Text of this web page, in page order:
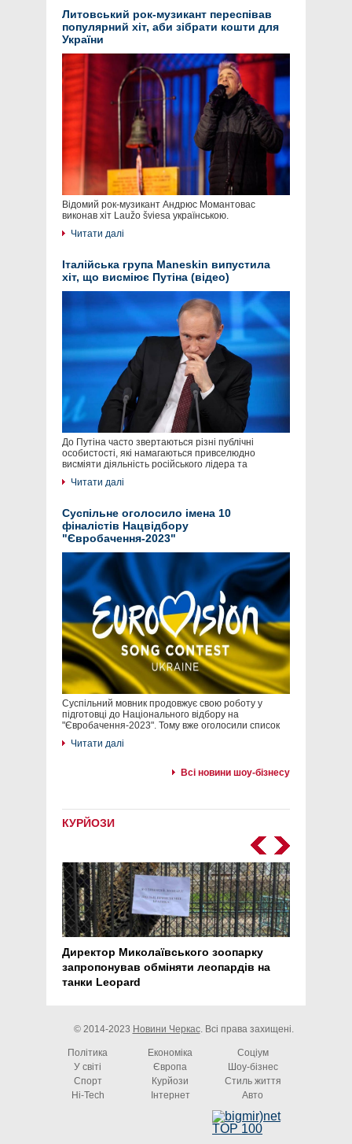
Литовський рок-музикант переспівав
популярний хіт, аби зібрати кошти для
України
Відомий рок-музикант Андрюс Момантовас
виконав хіт Laužo šviesa українською.
Читати далі
Італійська група Maneskin випустила
хіт, що висміює Путіна (відео)
До Путіна часто звертаються різні публічні
особистості, які намагаються привселюдно
висміяти діяльність російського лідера та
Читати далі
Суспільне оголосило імена 10
фіналістів Нацвідбору
"Євробачення-2023"
Суспільний мовник продовжує свою роботу у
підготовці до Національного відбору на
"Євробачення-2023". Тому вже оголосили список
Читати далі
Всі новини шоу-бізнесу
КУРЙОЗИ
Директор Миколаївського зоопарку
запропонував обміняти леопардів на
танки Leopard
© 2014-2023 Новини Черкас. Всі права захищені.
Політика Економіка
Соціум
У світі
Європа
Шоу-бізнес
Спорт
Курйози
Стиль життя
Hi-Tech
Інтернет Авто